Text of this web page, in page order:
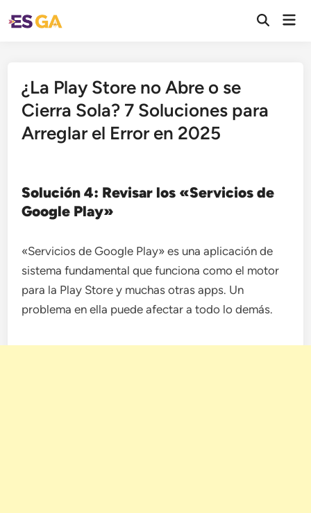
Abrir
¿La Play Store no Abre o se
Cierra Sola? 7 Soluciones para
Arreglar el Error en 2025
Solución 4: Revisar los «Servicios de
Google Play»
«Servicios de Google Play» es una aplicación de
sistema fundamental que funciona como el motor
para la Play Store y muchas otras apps. Un
problema en ella puede afectar a todo lo demás.